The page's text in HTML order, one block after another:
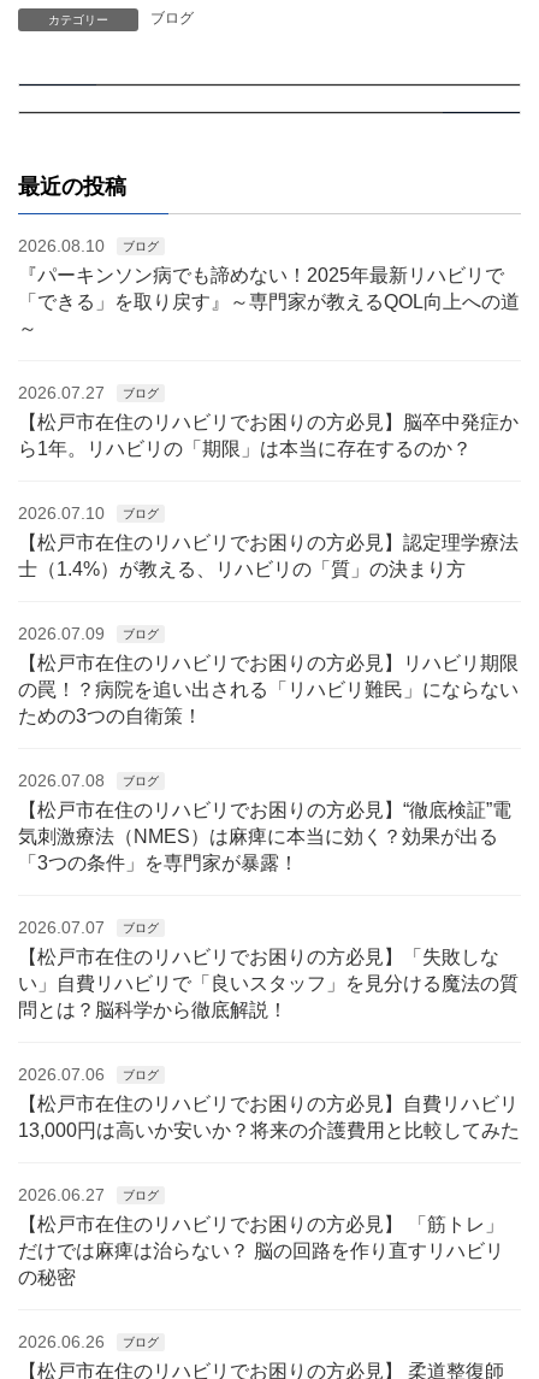
カテゴリー ブログ
最近の投稿
2026.08.10 ブログ
『パーキンソン病でも諦めない！2025年最新リハビリで
「できる」を取り戻す』～専門家が教えるQOL向上への道
～
2026.07.27 ブログ
【松戸市在住のリハビリでお困りの方必見】脳卒中発症か
ら1年。リハビリの「期限」は本当に存在するのか？
2026.07.10 ブログ
【松戸市在住のリハビリでお困りの方必見】認定理学療法
士（1.4%）が教える、リハビリの「質」の決まり方
2026.07.09 ブログ
【松戸市在住のリハビリでお困りの方必見】リハビリ期限
の罠！？病院を追い出される「リハビリ難民」にならない
ための3つの自衛策！
2026.07.08 ブログ
【松戸市在住のリハビリでお困りの方必見】“徹底検証”電
気刺激療法（NMES）は麻痺に本当に効く？効果が出る
「3つの条件」を専門家が暴露！
2026.07.07 ブログ
【松戸市在住のリハビリでお困りの方必見】「失敗しな
い」自費リハビリで「良いスタッフ」を見分ける魔法の質
問とは？脳科学から徹底解説！
2026.07.06 ブログ
【松戸市在住のリハビリでお困りの方必見】自費リハビリ
13,000円は高いか安いか？将来の介護費用と比較してみた
2026.06.27 ブログ
【松戸市在住のリハビリでお困りの方必見】 「筋トレ」
だけでは麻痺は治らない？ 脳の回路を作り直すリハビリ
の秘密
2026.06.26 ブログ
【松戸市在住のリハビリでお困りの方必見】 柔道整復師